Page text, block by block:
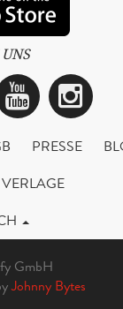
PRESSE
VERLAGE
GmbH
Johnny Bytes